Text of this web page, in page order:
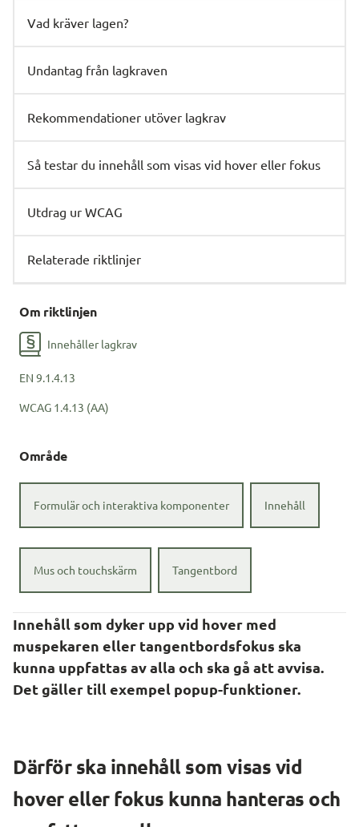
Vad kräver lagen?
Undantag från lagkraven
Rekommendationer utöver lagkrav
Så testar du innehåll som visas vid hover eller fokus
Utdrag ur WCAG
Relaterade riktlinjer
Om riktlinjen
Innehåller lagkrav
EN 9.1.4.13
WCAG 1.4.13 (AA)
Område
Formulär och interaktiva komponenter Innehåll
Mus och touchskärm Tangentbord
Innehåll som dyker upp vid hover med
muspekaren eller tangentbordsfokus ska
kunna uppfattas av alla och ska gå att avvisa.
Det gäller till exempel popup-funktioner.
hover eller fokus kunna hanteras och